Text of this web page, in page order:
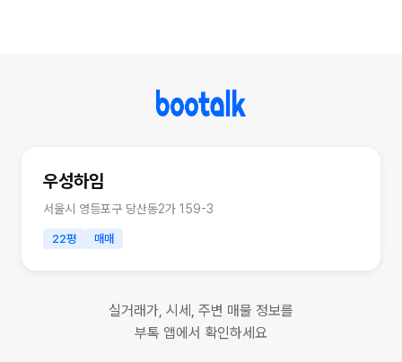
우성하임
서울시 영등포구 당산동2가 159-3
22평 매매
실거래가, 시세, 주변 매물 정보를
부톡 앱에서 확인하세요